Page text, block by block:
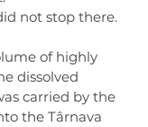
not stop there.
of highly
dissolved
carried by the
the Târnava